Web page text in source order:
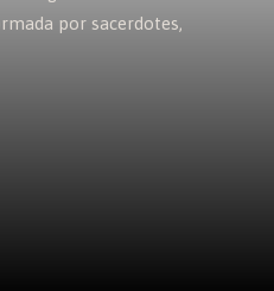
por sacerdotes,